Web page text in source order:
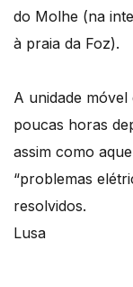
do Molhe (na
à praia da Foz).
A unidade
poucas horas
assim como
“problemas
resolvidos.
Lusa